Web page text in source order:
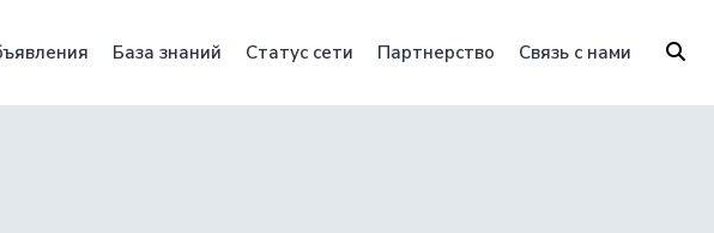
База знаний Статус сети Партнерство Связь с нами